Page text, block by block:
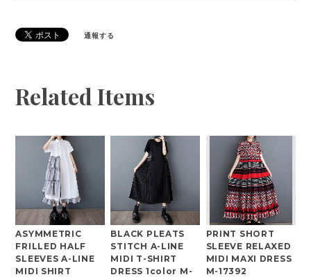
通報する
Related Items
ASYMMETRIC
FRILLED HALF
SLEEVES A-LINE
MIDI SHIRT
BLACK PLEATS
STITCH A-LINE
MIDI T-SHIRT
DRESS 1color M-
PRINT SHORT
SLEEVE RELAXED
MIDI MAXI DRESS
M-17392